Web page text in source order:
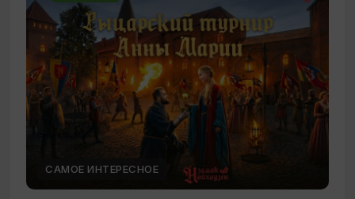
САМОЕ ИНТЕРЕСНОЕ